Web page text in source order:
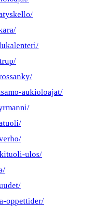
aukioloajat/
ulos/
oppettider/